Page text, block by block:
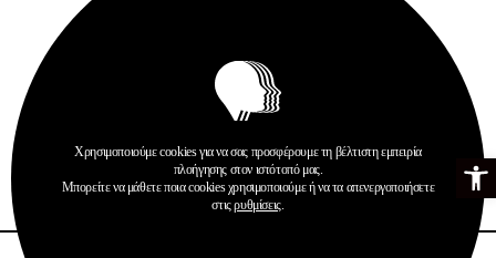
Ανοίξτε
Σχολεία Δεύτερης Ευκαιρίας
Περισσότερα
Χρησιμοποιούμε cookies για να σας προσφέρουμε τη βέλτιστη εμπειρία
πλοήγησης στον ιστότοπό μας.
Μπορείτε να μάθετε ποια cookies χρησιμοποιούμε ή να τα απενεργοποιήσετε
στιςρυθμίσεις.